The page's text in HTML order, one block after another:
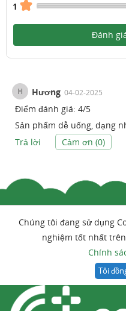
1
Đánh
H Hương 04-02-2025
Điểm đánh giá: 4/5
Sản phẩm dễ uống, dạng
Trả lời
Cảm ơn (0)
Chúng tôi đang sử dụng
nghiệm tốt nhất
Chính
Tôi